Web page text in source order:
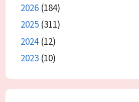
2026 (184)
2025 (311)
2024(12)
2023 (10)